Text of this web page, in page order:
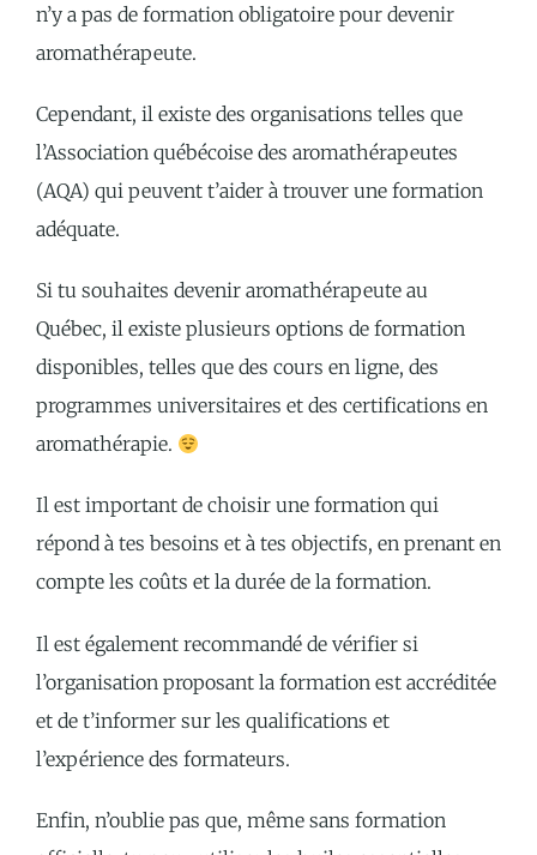
n’y a pas de formation obligatoire pour devenir
aromathérapeute.
Cependant, il existe des organisations telles que
l’Association québécoise des aromathérapeutes
(AQA) qui peuvent t’aider à trouver une formation
adéquate.
Si tu souhaites devenir aromathérapeute au
Québec, il existe plusieurs options de formation
disponibles, telles que des cours en ligne, des
programmes universitaires et des certifications en
aromathérapie.
Il est important de choisir une formation qui
répond à tes besoins et à tes objectifs, en prenant en
compte les coûts et la durée de la formation.
Il est également recommandé de vérifier si
l’organisation proposant la formation est accréditée
et de t’informer sur les qualifications et
l’expérience des formateurs.
Enfin, n’oublie pas que, même sans formation